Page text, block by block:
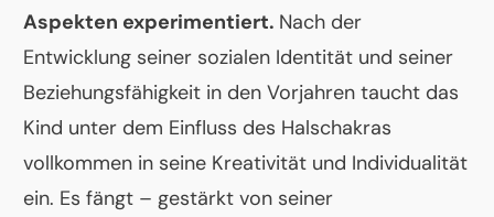
Aspekten experimentiert. Nach der
Entwicklung seiner sozialen Identität und seiner
Beziehungsfähigkeit in den Vorjahren taucht das
Kind unter dem Einfluss des Halschakras
vollkommen in seine Kreativität und Individualität
ein. Es fängt – gestärkt von seiner